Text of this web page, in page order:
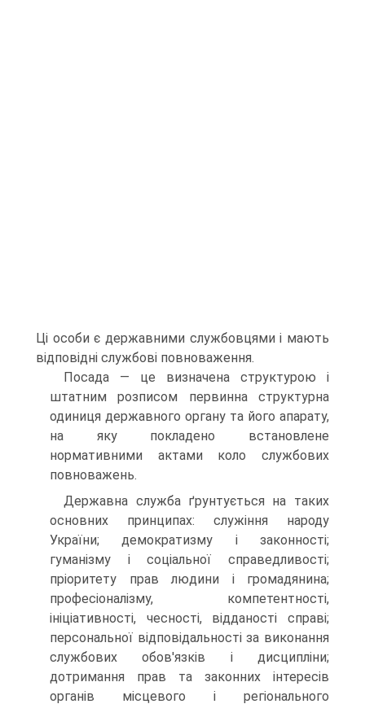
Ці особи є державними службовцями і мають
відповідні службові повноваження.
Посада — це визначена структурою і
штатним розписом первинна структурна
одиниця державного органу та його апарату,
на яку покладено встановлене
нормативними актами коло службових
повноважень.
Державна служба ґрунтується на таких
основних принципах: служіння народу
України; демократизму і законності;
гуманізму і соціальної справедливості;
пріоритету прав людини і громадянина;
професіоналізму, компетентності,
ініціативності, чесності, відданості справі;
персональної відповідальності за виконання
службових обов'язків і дисципліни;
дотримання прав та законних інтересів
органів місцевого і регіонального